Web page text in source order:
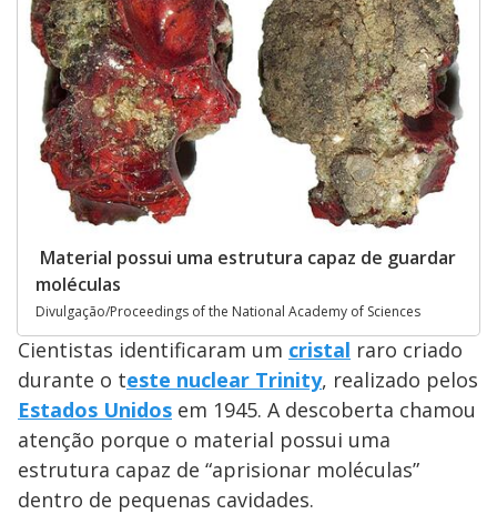
Material possui uma estrutura capaz de guardar
moléculas
Divulgação/Proceedings of the National Academy of Sciences
Cientistas identificaram um cristal raro criado
durante o teste nuclear Trinity, realizado pelos
Estados Unidos em 1945. A descoberta chamou
atenção porque o material possui uma
estrutura capaz de “aprisionar moléculas”
dentro de pequenas cavidades.